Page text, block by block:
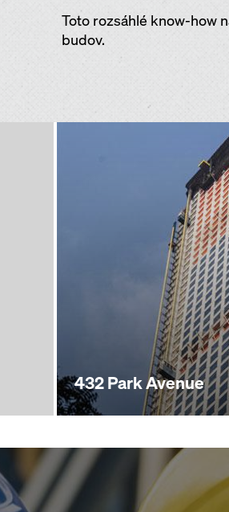
Toto rozsáhlé know-how
budov.
432 Park Avenue